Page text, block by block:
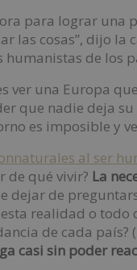
para lograr una
las cosas”, dijo la
humanistas de los
ver una Europa
que nadie deja
es imposible y
al ser
de qué vivir? La
dejar de
realidad o todo
de cada país?
casi sin poder